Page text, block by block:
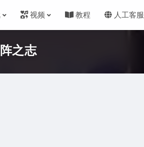
视频 教程 人工客服
之志